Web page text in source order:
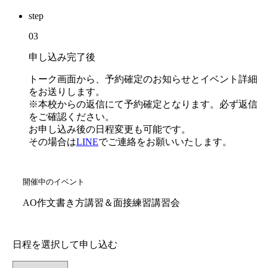
step
03
申し込み完了後
トーク画面から、予約確定のお知らせとイベント詳細
をお送りします。
※本校からの返信にて予約確定となります。必ず返信
をご確認ください。
お申し込み後の日程変更も可能です。
その場合はLINEでご連絡をお願いいたします。
開催中のイベント
AO作文書き方講習＆面接練習講習会
日程を選択して申し込む